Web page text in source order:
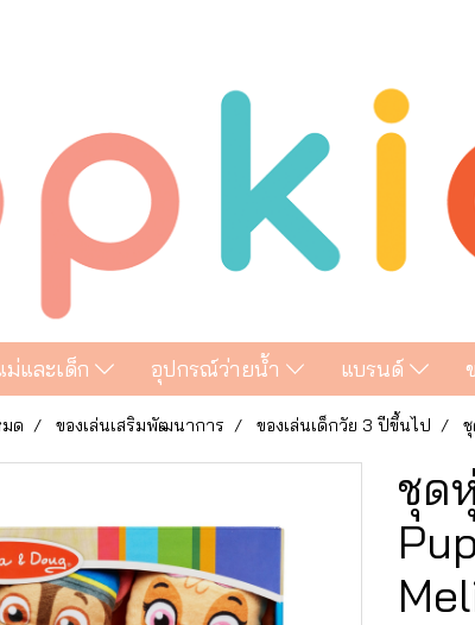
และเด็ก อุปกรณ์ว่ายน้ำ แบรนด์
ด ของเล่นเสริมพัฒนาการ ของเล่นเด็กวัย 3 ปีขึ้นไป
ชุด